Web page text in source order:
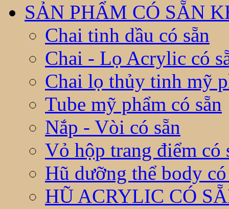
SẢN PHẨM CÓ SẴN
Chai tinh dầu có sẵn
Chai - Lọ Acrylic có
Chai lọ thủy tinh mỹ
Tube mỹ phẩm có sẵn
Nắp - Vòi có sẵn
Vỏ hộp trang điểm có
Hũ dưỡng thể body có
HŨ ACRYLIC CÓ